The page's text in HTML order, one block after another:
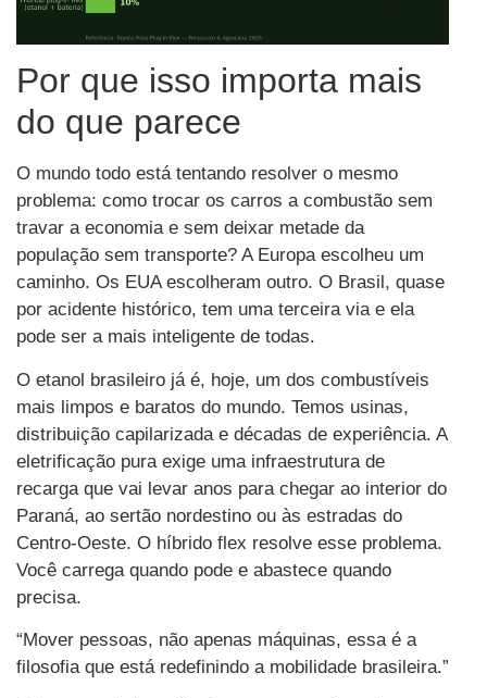
Por que isso importa mais
do que parece
O mundo todo está tentando resolver o mesmo
problema: como trocar os carros a combustão sem
travar a economia e sem deixar metade da
população sem transporte? A Europa escolheu um
caminho. Os EUA escolheram outro. O Brasil, quase
por acidente histórico, tem uma terceira via e ela
pode ser a mais inteligente de todas.
O etanol brasileiro já é, hoje, um dos combustíveis
mais limpos e baratos do mundo. Temos usinas,
distribuição capilarizada e décadas de experiência. A
eletrificação pura exige uma infraestrutura de
recarga que vai levar anos para chegar ao interior do
Paraná, ao sertão nordestino ou às estradas do
Centro-Oeste. O híbrido flex resolve esse problema.
Você carrega quando pode e abastece quando
precisa.
“Mover pessoas, não apenas máquinas, essa é a
filosofia que está redefinindo a mobilidade brasileira.”